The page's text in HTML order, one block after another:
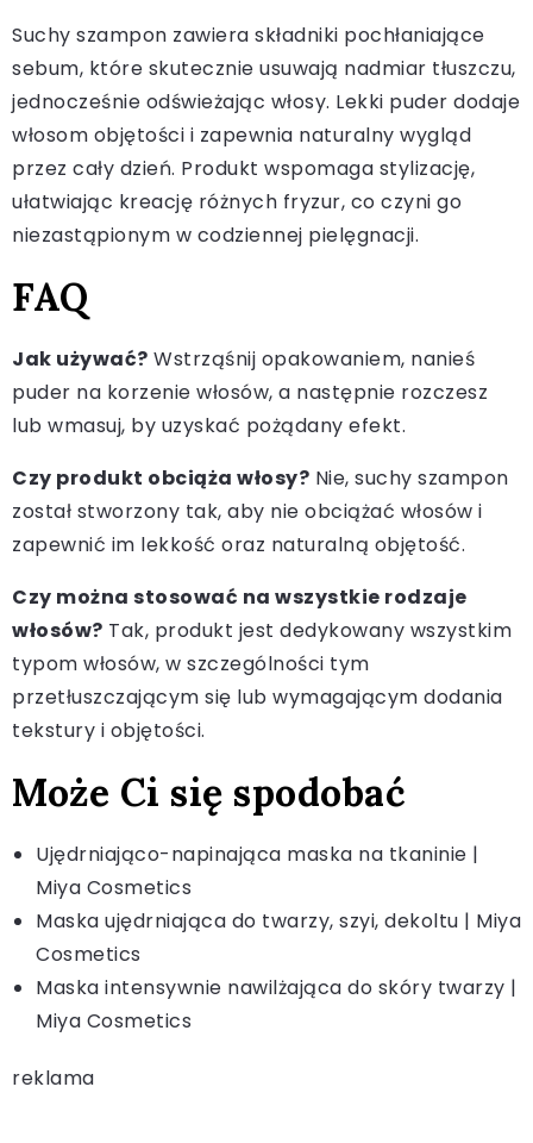
Suchy szampon zawiera składniki pochłaniające
sebum, które skutecznie usuwają nadmiar tłuszczu,
jednocześnie odświeżając włosy. Lekki puder dodaje
włosom objętości i zapewnia naturalny wygląd
przez cały dzień. Produkt wspomaga stylizację,
ułatwiając kreację różnych fryzur, co czyni go
niezastąpionym w codziennej pielęgnacji.
FAQ
Jak używać? Wstrząśnij opakowaniem, nanieś
puder na korzenie włosów, a następnie rozczesz
lub wmasuj, by uzyskać pożądany efekt.
Czy produkt obciąża włosy? Nie, suchy szampon
został stworzony tak, aby nie obciążać włosów i
zapewnić im lekkość oraz naturalną objętość.
Czy można stosować na wszystkie rodzaje
włosów? Tak, produkt jest dedykowany wszystkim
typom włosów, w szczególności tym
przetłuszczającym się lub wymagającym dodania
tekstury i objętości.
Może Ci się spodobać
Ujędrniająco-napinająca maska na tkaninie |
Miya Cosmetics
Maska ujędrniająca do twarzy, szyi, dekoltu | Miya
Cosmetics
Maska intensywnie nawilżająca do skóry twarzy |
Miya Cosmetics
reklama